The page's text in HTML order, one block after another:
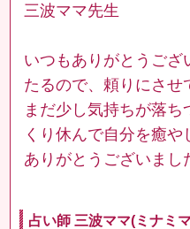
三波ママ先生
いつもありがとうござ
たるので、頼りにさせ
まだ少し気持ちが落
くり休んで自分を癒や
ありがとうございまし
占い師 三波ママ(ミナミ